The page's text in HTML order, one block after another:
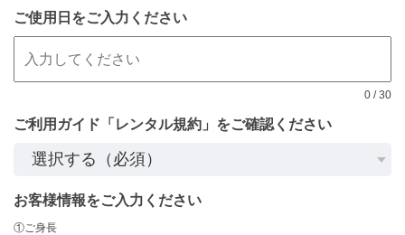
ご使用日をご入力ください
0 /30
ご利用ガイド「レンタル規約」をご確認ください
お客様情報をご入力ください
①ご身長